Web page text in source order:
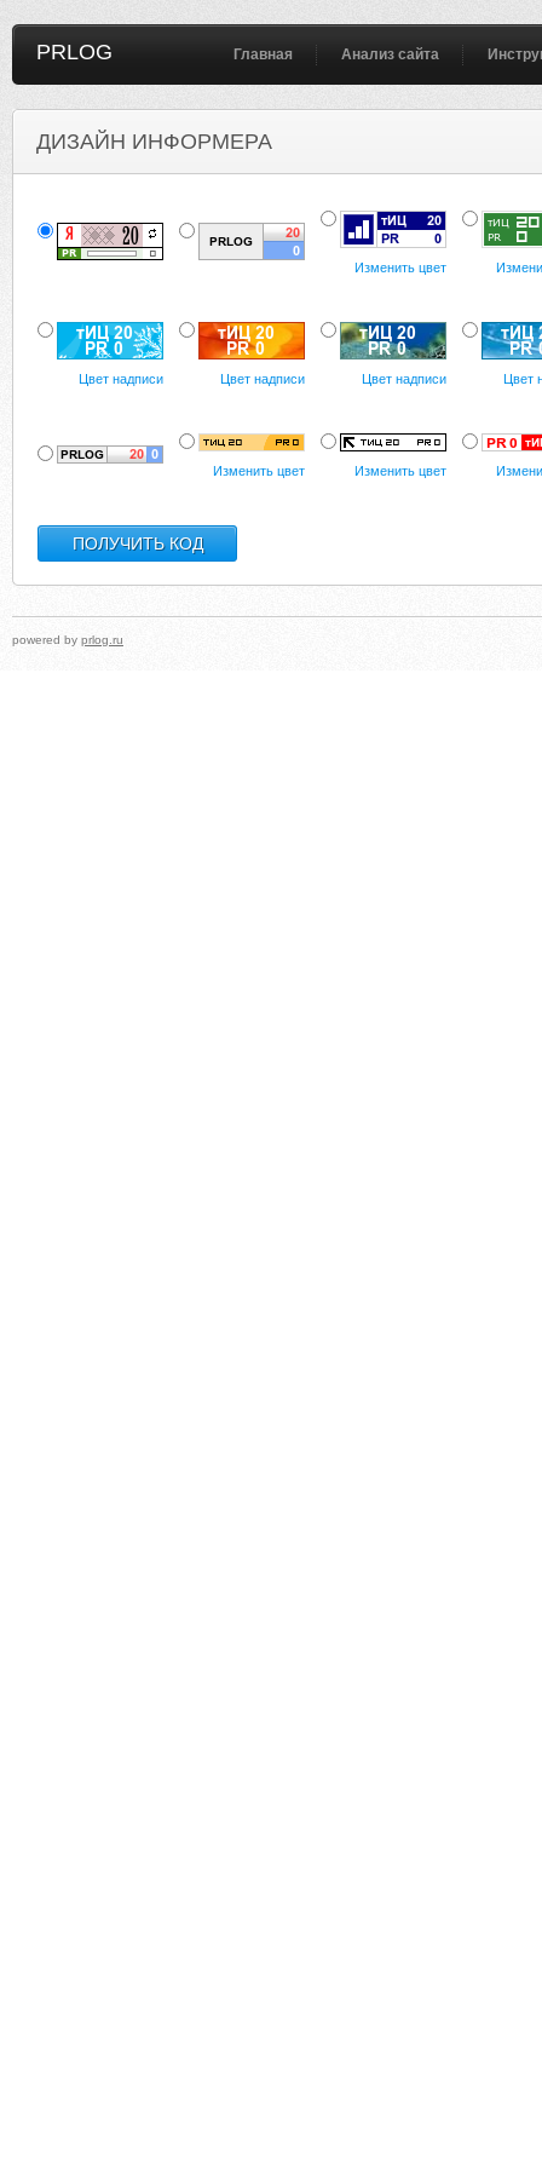
PRLOG Главная Анализ сайта
ДИЗАЙН ИНФОРМЕРА
Изменить цвет
Цвет надписи Цвет надписи Цвет надписи Цвет
Изменить цвет Изменить цвет
powered by prlog.ru